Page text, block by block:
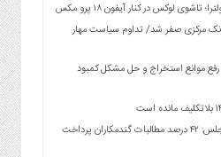
تاشوی لوکس در کنار آیفون ۱۸ پرو مکس
مرکزی صفر شد/ تداوم سیاست مهار
موانع استخراج و حل مشکل کمبود
سخنگوی کمیسیون کشاورزی مجلس: ۴۲ درصد مطالبات گندمکاران پرداخت